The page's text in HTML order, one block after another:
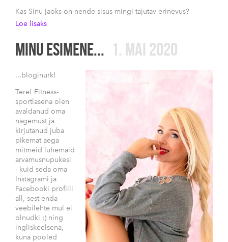
Kas Sinu jaoks on nende sisus mingi tajutav erinevus?
Loe lisaks
MINU ESIMENE... 1. MAI 2020
...bloginurk!
Tere! Fitness-
sportlasena olen
avaldanud oma
nägemust ja
kirjutanud juba
pikemat aega
mitmeid lühemaid
arvamusnupukesi
- kuid seda oma
Instagrami ja
Facebooki profiili
all, sest enda
veebilehte mul ei
olnudki :) ning
ingliskeelsena,
kuna pooled